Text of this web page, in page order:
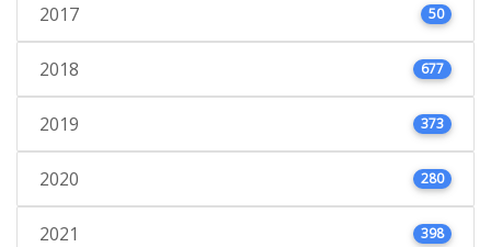
2017 50
2018 677
2019 373
2020 280
2021 398